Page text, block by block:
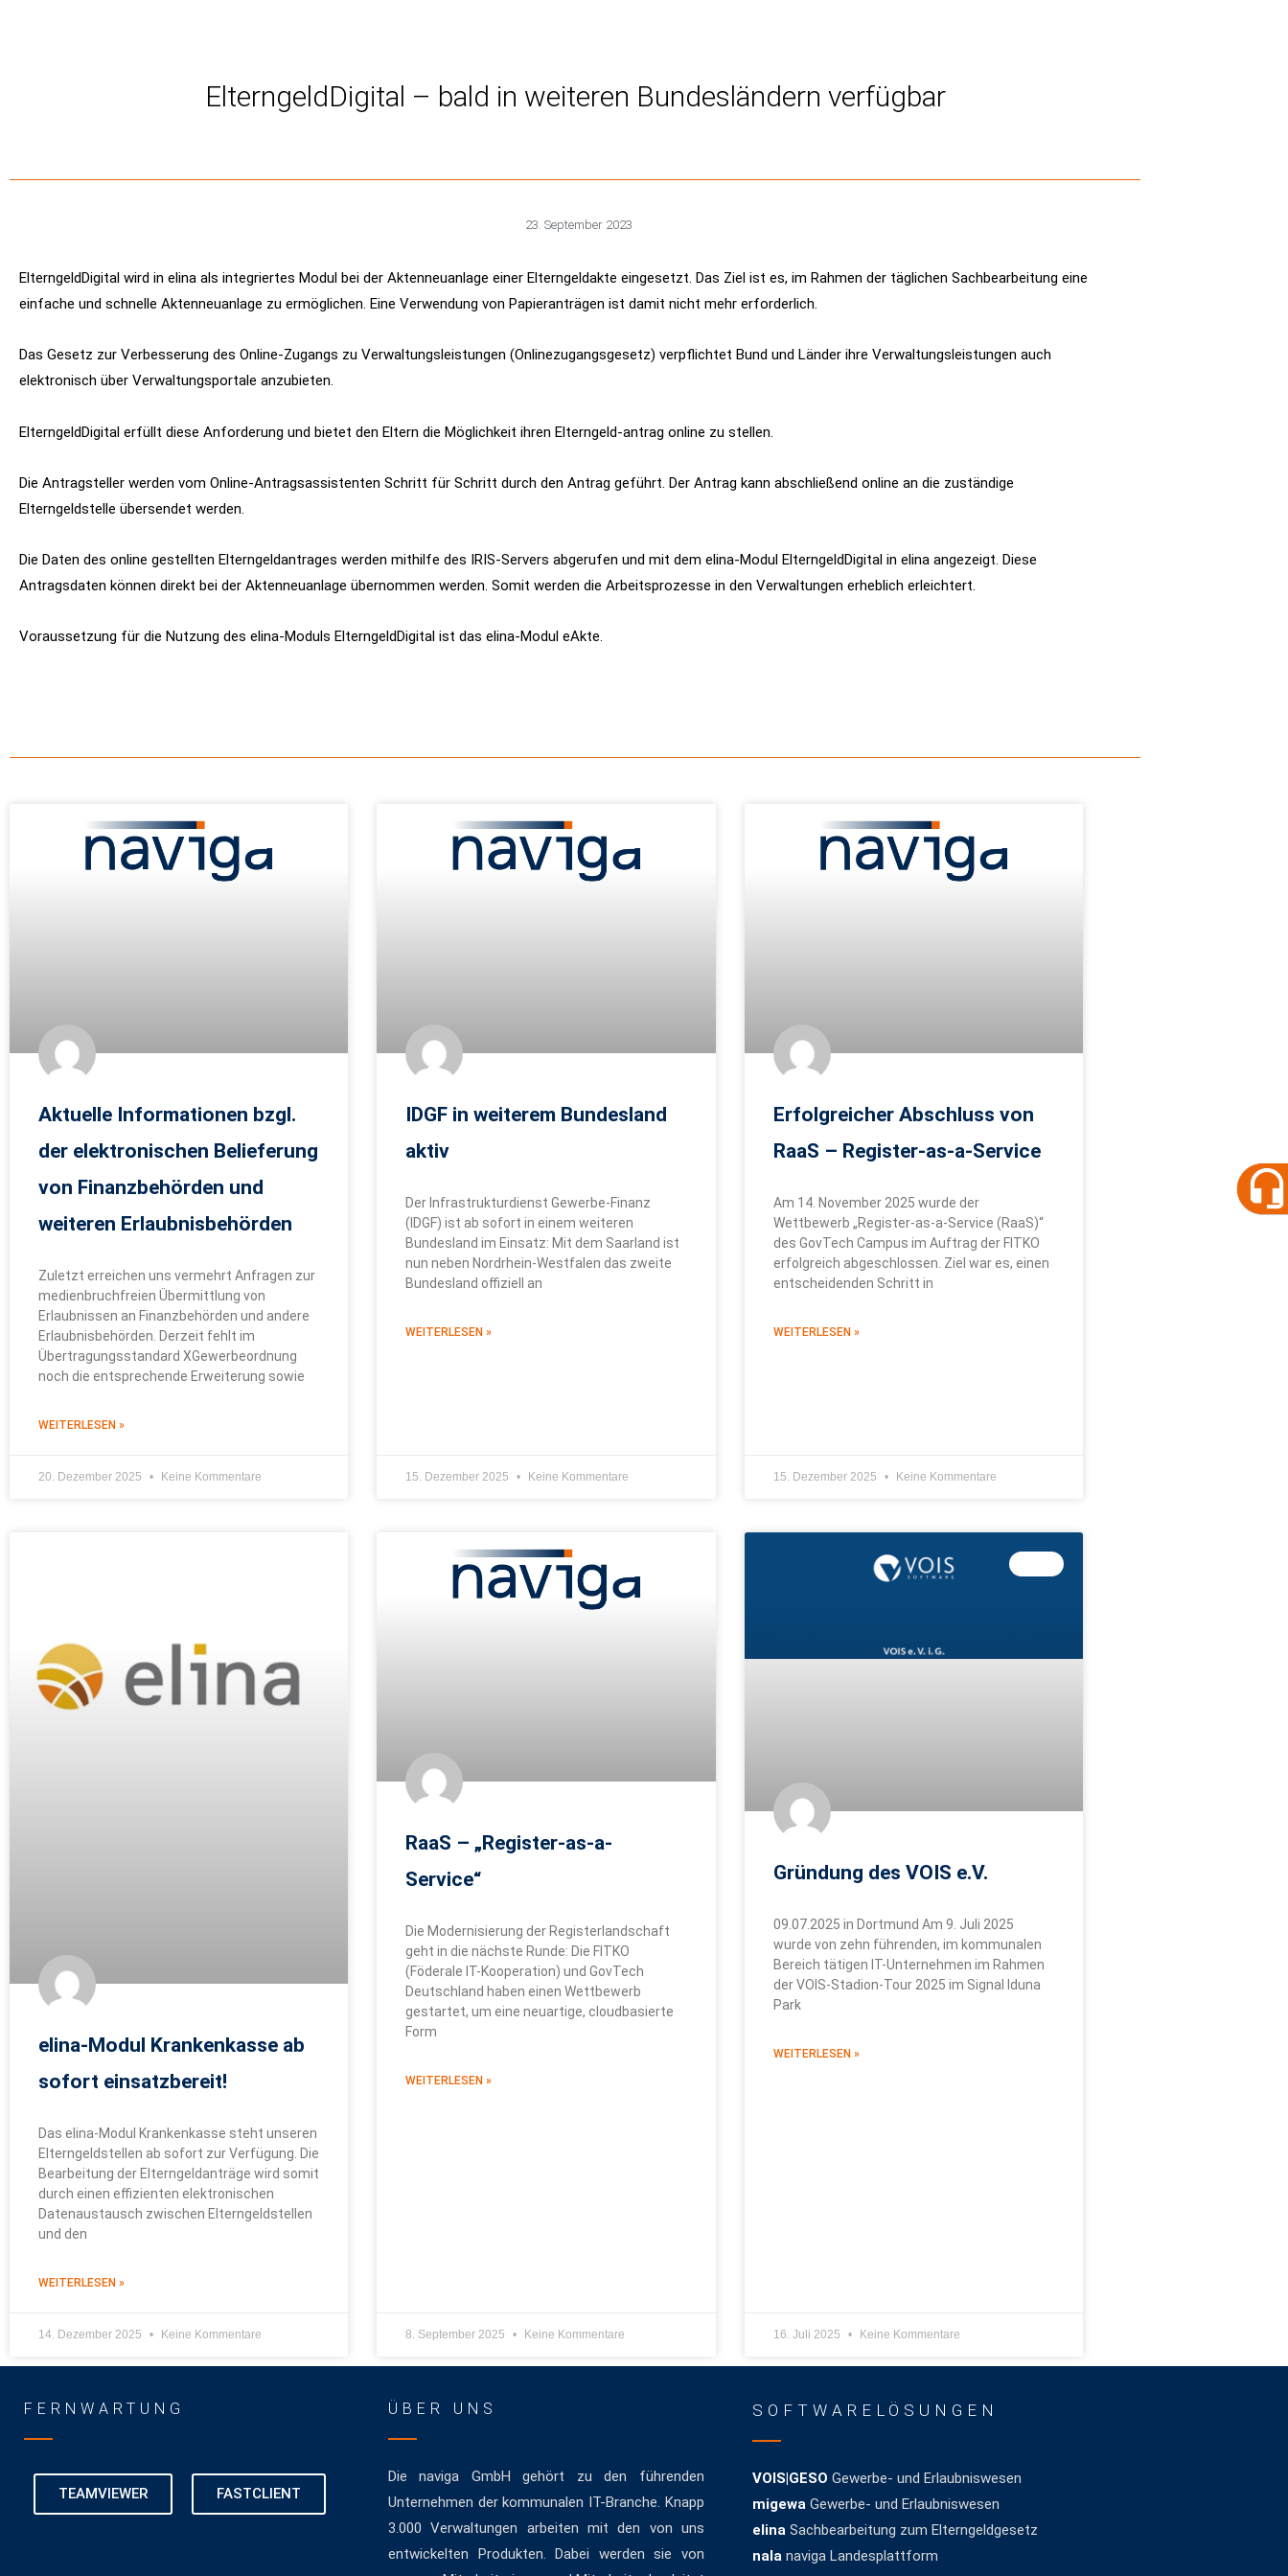
ElterngeldDigital – bald in weiteren Bundesländern verfügbar
23. September 2023
ElterngeldDigital wird in elina als integriertes Modul bei der Aktenneuanlage einer Elterngeldakte eingesetzt. Das Ziel ist es, im Rahmen der täglichen Sachbearbeitung eine
einfache und schnelle Aktenneuanlage zu ermöglichen. Eine Verwendung von Papieranträgen ist damit nicht mehr erforderlich.
Das Gesetz zur Verbesserung des Online-Zugangs zu Verwaltungsleistungen (Onlinezugangsgesetz) verpflichtet Bund und Länder ihre Verwaltungsleistungen auch
elektronisch über Verwaltungsportale anzubieten.
ElterngeldDigital erfüllt diese Anforderung und bietet den Eltern die Möglichkeit ihren Elterngeld-antrag online zu stellen.
Die Antragsteller werden vom Online-Antragsassistenten Schritt für Schritt durch den Antrag geführt. Der Antrag kann abschließend online an die zuständige
Elterngeldstelle übersendet werden.
Die Daten des online gestellten Elterngeldantrages werden mithilfe des IRIS-Servers abgerufen und mit dem elina-Modul ElterngeldDigital in elina angezeigt. Diese
Antragsdaten können direkt bei der Aktenneuanlage übernommen werden. Somit werden die Arbeitsprozesse in den Verwaltungen erheblich erleichtert.
Voraussetzung für die Nutzung des elina-Moduls ElterngeldDigital ist das elina-Modul eAkte.
Aktuelle Informationen bzgl.
der elektronischen Belieferung
von Finanzbehörden und
weiteren Erlaubnisbehörden
Zuletzt erreichen uns vermehrt Anfragen zur
medienbruchfreien Übermittlung von
Erlaubnissen an Finanzbehörden und andere
Erlaubnisbehörden. Derzeit fehlt im
Übertragungsstandard XGewerbeordnung
noch die entsprechende Erweiterung sowie
WEITERLESEN »
20. Dezember 2025 Keine Kommentare
IDGF in weiterem Bundesland
aktiv
Der Infrastrukturdienst Gewerbe-Finanz
(IDGF) ist ab sofort in einem weiteren
Bundesland im Einsatz: Mit dem Saarland ist
nun neben Nordrhein-Westfalen das zweite
Bundesland offiziell an
WEITERLESEN »
15. Dezember 2025 Keine Kommentare
Erfolgreicher Abschluss von
RaaS – Register-as-a-Service
Am 14. November 2025 wurde der
Wettbewerb „Register-as-a-Service (RaaS)“
des GovTech Campus im Auftrag der FITKO
erfolgreich abgeschlossen. Ziel war es, einen
entscheidenden Schritt in
WEITERLESEN »
15. Dezember 2025 Keine Kommentare
elina-Modul Krankenkasse ab
sofort einsatzbereit!
Das elina-Modul Krankenkasse steht unseren
Elterngeldstellen ab sofort zur Verfügung. Die
Bearbeitung der Elterngeldanträge wird somit
durch einen effizienten elektronischen
Datenaustausch zwischen Elterngeldstellen
und den
WEITERLESEN »
14. Dezember 2025 Keine Kommentare
RaaS – „Register-as-a-
Service“
Die Modernisierung der Registerlandschaft
geht in die nächste Runde: Die FITKO
(Föderale IT-Kooperation) und GovTech
Deutschland haben einen Wettbewerb
gestartet, um eine neuartige, cloudbasierte
Form
WEITERLESEN »
8. September 2025 Keine Kommentare
Gründung des VOIS e.V.
09.07.2025 in Dortmund Am 9. Juli 2025
wurde von zehn führenden, im kommunalen
Bereich tätigen IT-Unternehmen im Rahmen
der VOIS-Stadion-Tour 2025 im Signal Iduna
Park
WEITERLESEN »
16. Juli 2025 Keine Kommentare
FERNWARTUNG
TEAMVIEWER FASTCLIENT
ÜBER UNS
Die naviga GmbH gehört zu den führenden
Unternehmen der kommunalen IT-Branche. Knapp
3.000 Verwaltungen arbeiten mit den von uns
entwickelten Produkten. Dabei werden sie von
SOFTWARELÖSUNGEN
VOIS|GESO Gewerbe- und Erlaubniswesen
migewaGewerbe- und Erlaubniswesen
elinaSachbearbeitung zum Elterngeldgesetz
nalanaviga Landesplattform